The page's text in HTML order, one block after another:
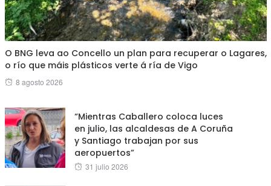
O BNG leva ao Concello un plan para recuperar o Lagares,
o río que máis plásticos verte á ría de Vigo
Posted
8 agosto 2026
“Mientras Caballero coloca luces
en julio, las alcaldesas de A Coruña
y Santiago trabajan por sus
aeropuertos”
Posted
31 julio 2026